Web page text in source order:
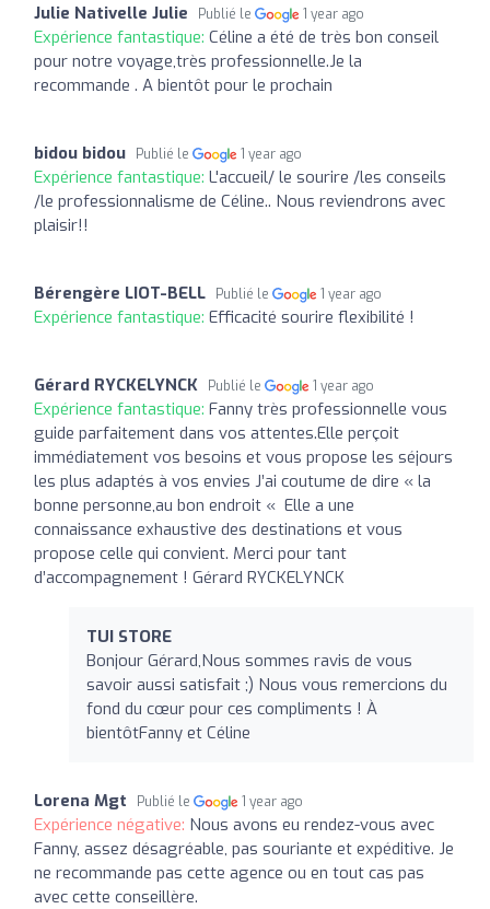
Julie Nativelle Julie Publié le 1 year ago
Expérience fantastique: Céline a été de très bon conseil
pour notre voyage,très professionnelle.Je la
recommande . A bientôt pour le prochain
bidou bidou Publié le 1 year ago
Expérience fantastique: L'accueil/ le sourire /les conseils
/le professionnalisme de Céline.. Nous reviendrons avec
plaisir!!
Bérengère LIOT-BELL Publié le 1 year ago
Expérience fantastique: Efficacité sourire flexibilité !
Gérard RYCKELYNCK Publié le 1 year ago
Expérience fantastique: Fanny très professionnelle vous
guide parfaitement dans vos attentes.Elle perçoit
immédiatement vos besoins et vous propose les séjours
les plus adaptés à vos envies J’ai coutume de dire « la
bonne personne,au bon endroit « Elle a une
connaissance exhaustive des destinations et vous
propose celle qui convient. Merci pour tant
d’accompagnement ! Gérard RYCKELYNCK
TUI STORE
Bonjour Gérard,Nous sommes ravis de vous
savoir aussi satisfait ;) Nous vous remercions du
fond du cœur pour ces compliments ! À
bientôtFanny et Céline
Lorena Mgt Publié le 1 year ago
Expérience négative: Nous avons eu rendez-vous avec
Fanny, assez désagréable, pas souriante et expéditive. Je
ne recommande pas cette agence ou en tout cas pas
avec cette conseillère.